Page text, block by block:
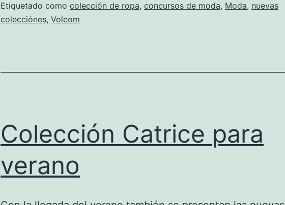
Etiquetado como colección de ropa, concursos de moda, Moda, nuevas
colecciónes, Volcom
Colección Catrice para
verano